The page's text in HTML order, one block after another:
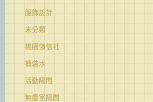
服飾設計
未分類
桃園徵信社
桶裝水
活動隔間
無塵室隔間